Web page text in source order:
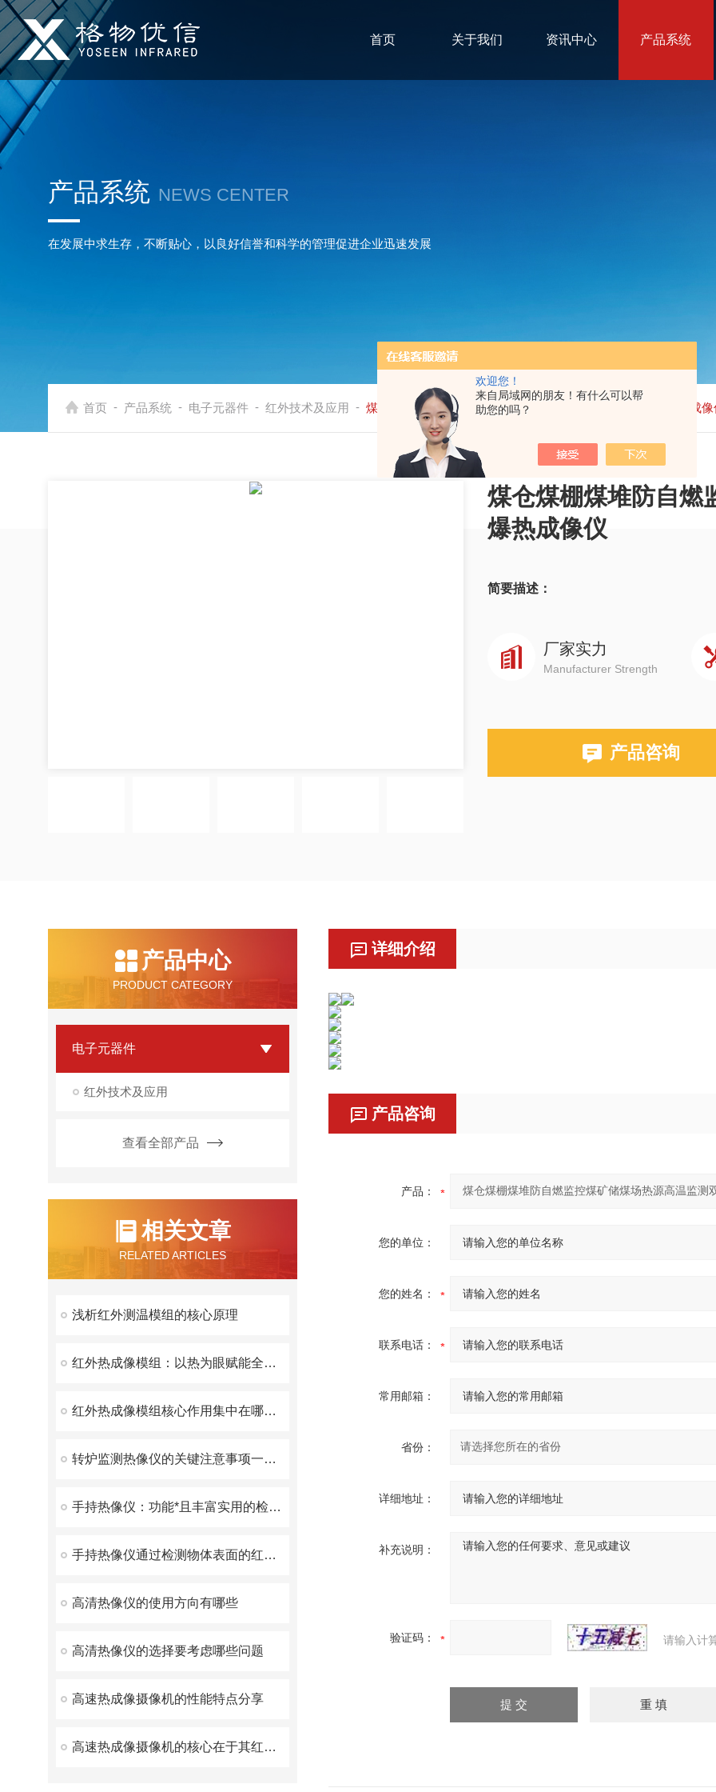
欢迎您！
来自局域网的朋友！有什么可以帮
助您的吗？
首页 关于我们 资讯中心 产品系统
产品系统 NEWS CENTER
在发展中求生存，不断贴心，以良好信誉和科学的管理促进企业迅速发展
首页 - 产品系统 - 电子元器件 - 红外技术及应用 - 煤仓煤棚煤堆防自燃监控煤矿储煤场热源高温监测双光防爆热成像
煤仓煤棚煤堆防自燃
爆热成像仪
简要描述：
厂家实力
Manufacturer Strength
产品咨询
产品中心
PRODUCT CATEGORY
电子元器件
红外技术及应用
查看全部产品
相关文章
RELATED ARTICLES
浅析红外测温模组的核心原理
红外热成像模组：以热为眼赋能全域精准感知
红外热成像模组核心作用集中在哪方面？
转炉监测热像仪的关键注意事项一起了解下
手持热像仪：功能*且丰富实用的检测利器
手持热像仪通过检测物体表面的红外辐射来测量其温度
高清热像仪的使用方向有哪些
高清热像仪的选择要考虑哪些问题
高速热成像摄像机的性能特点分享
高速热成像摄像机的核心在于其红外探测器阵列
详细介绍
产品咨询
产品：
您的单位：
您的姓名：
联系电话：
常用邮箱：
省份：
详细地址：
补充说明：
验证码： 请输入计